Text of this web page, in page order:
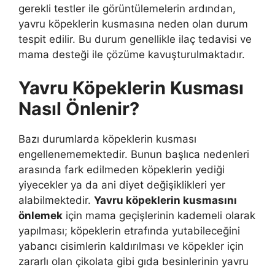
gerekli testler ile görüntülemelerin ardından,
yavru köpeklerin kusmasına neden olan durum
tespit edilir. Bu durum genellikle ilaç tedavisi ve
mama desteği ile çözüme kavuşturulmaktadır.
Yavru Köpeklerin Kusması
Nasıl Önlenir?
Bazı durumlarda köpeklerin kusması
engellenememektedir. Bunun başlıca nedenleri
arasında fark edilmeden köpeklerin yediği
yiyecekler ya da ani diyet değişiklikleri yer
alabilmektedir. Yavru köpeklerin kusmasını
önlemek için mama geçişlerinin kademeli olarak
yapılması; köpeklerin etrafında yutabileceğini
yabancı cisimlerin kaldırılması ve köpekler için
zararlı olan çikolata gibi gıda besinlerinin yavru